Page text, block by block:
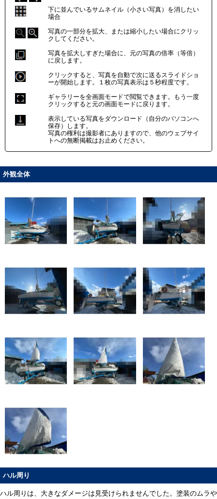
下に並んでいるサムネイル（小さい写真）を消したい
場合
写真の一部分を拡大、または縮小したい場合にクリッ
クしてください。
写真を拡大しすぎた場合に、元の写真の倍率（等倍）
に戻します。
クリックすると、写真を自動で次に送るスライドショ
ーが開始します。１枚の写真表示は５秒程度です。
ギャラリーを全画面モードで閲覧できます。もう一度
クリックすると元の画面モードに戻ります。
表示している写真をダウンロード（自分のパソコンへ
保存）します。
写真の権利は撮影者にありますので、他のウェブサイ
トへの無断掲載はお止めください。
外観全体
ハル周り
ハル周りは、大きなダメージは見受けられませんでした。塗装のムラや